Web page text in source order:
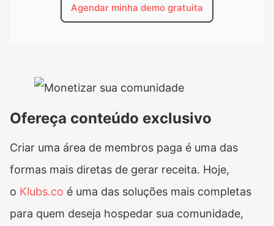
Agendar minha demo gratuita
Ofereça conteúdo exclusivo
Criar uma área de membros paga é uma das
formas mais diretas de gerar receita. Hoje,
o Klubs.co é uma das soluções mais completas
para quem deseja hospedar sua comunidade,